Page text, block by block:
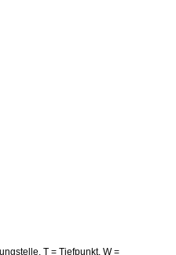
T = Tiefpunkt, W =